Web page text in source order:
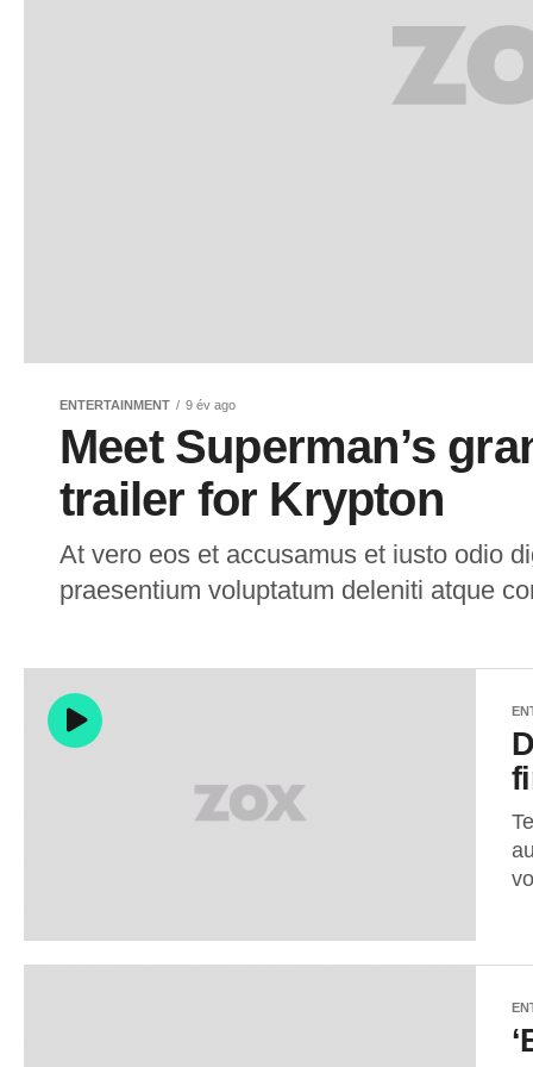
ENTERTAINMENT 9 év ago
Meet Superman’s
trailer for Krypton
At vero eos et accusamus et iusto odio
praesentium voluptatum deleniti atque